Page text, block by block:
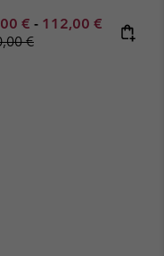
sale price:
€ - Maximum sale
112,00 € Regular
€